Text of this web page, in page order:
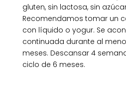
gluten, sin lactosa, sin
Recomendamos tomar un
con líquido o yogur. Se
continuada durante al
meses. Descansar 4
ciclo de 6 meses.